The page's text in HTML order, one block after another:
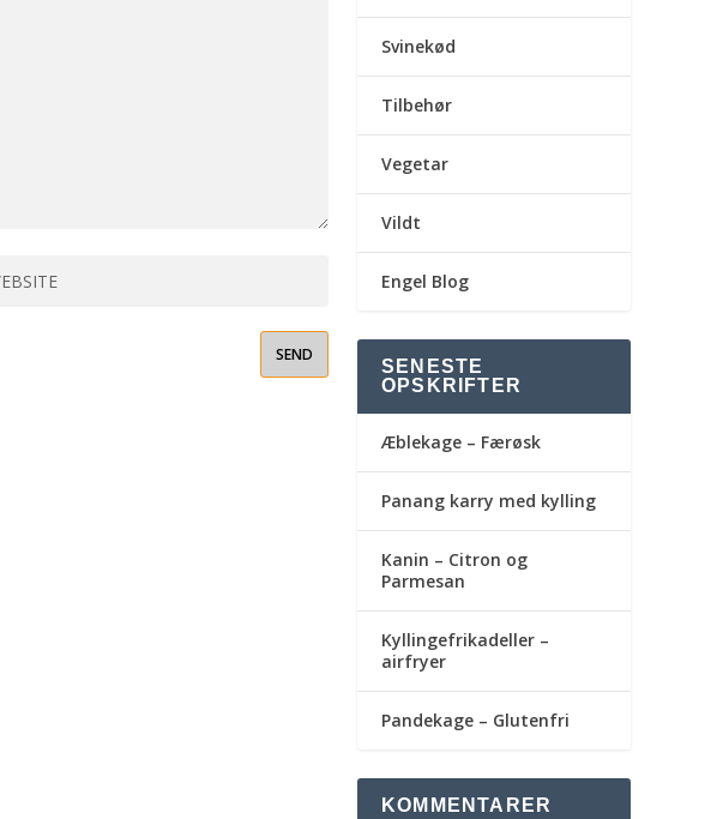
Svinekød
Tilbehør
Vegetar
Vildt
Engel Blog
SENESTE
OPSKRIFTER
Æblekage – Færøsk
Panang karry med kylling
Kanin – Citron og
Parmesan
Kyllingefrikadeller –
airfryer
Pandekage – Glutenfri
KOMMENTARER